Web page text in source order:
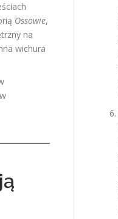
Ossowie,
na
wichura